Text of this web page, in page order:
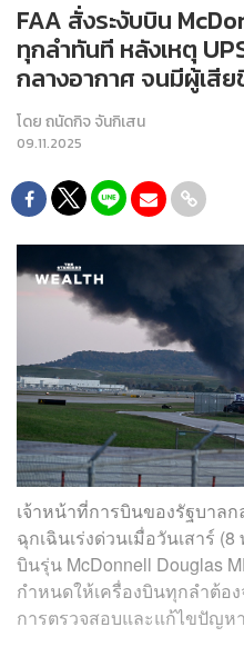
FAA สั่งระงับบิน
ทุกลำทันที หลังเหตุ
กลางอากาศ จนมีผู้เสีย
โดยถนัดกิจ จันกิเสน
09.11.2025
เจ้าหน้าที่การบินของรัฐบาล
ฉุกเฉินเร่งด่วนเมื่อวันเสาร์
บินรุ่น McDonnell Douglas
กำหนดให้เครื่องบินทุกลำต้
การตรวจสอบและแก้ไขปัญห